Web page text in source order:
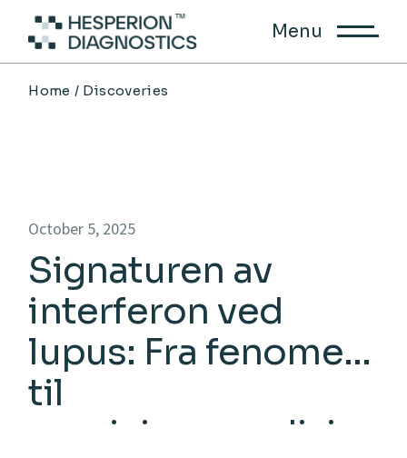
Menu
Home Discoveries
October 5, 2025
Signaturen av
interferon ved
lupus: Fra fenomen
til
presisjonsmedisin